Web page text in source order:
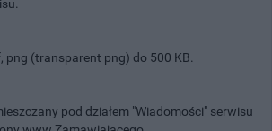
png (transparent png) do 500 KB.
pod działem "Wiadomości" serwisu